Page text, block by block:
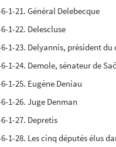
1-21. Général Delebecque
1-22. Delescluse
1-23. Delyannis, président
1-24. Demole, sénateur de
1-25. Eugène Deniau
1-26. Juge Denman
1-27. Depretis
1-28. Les cinq députés élus